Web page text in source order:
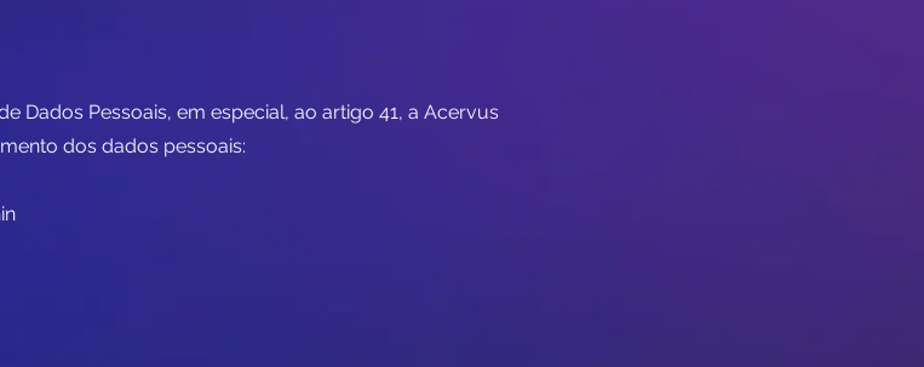
Dados Pessoais, em especial, ao artigo 41, a Acervus
dos dados pessoais: